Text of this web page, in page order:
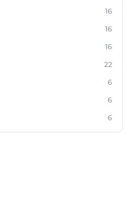
16
16
16
22
6
6
6